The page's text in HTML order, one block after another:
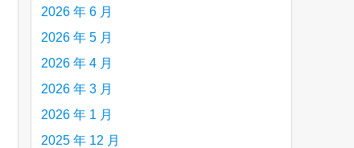
2026 年 6 月
2026 年 5 月
2026 年 4 月
2026 年 3 月
2026 年 1 月
2025 年 12 月